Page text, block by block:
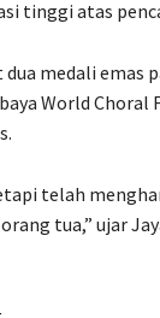
tinggi atas
medali emas
World
telah
tua,” ujar